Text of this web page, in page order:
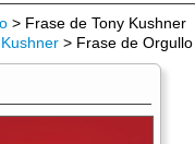
> Frase de Tony Kushner
> Frase de Orgullo